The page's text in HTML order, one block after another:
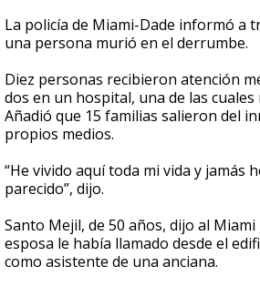
La policía de Miami-Dade informó a
una persona murió en el derrumbe.
Diez personas recibieron atención
dos en un hospital, una de las
Añadió que 15 familias salieron del
propios medios.
“He vivido aquí toda mi vida y jamás
parecido”, dijo.
Santo Mejil, de 50 años, dijo al
esposa le había llamado desde el
como asistente de una anciana.